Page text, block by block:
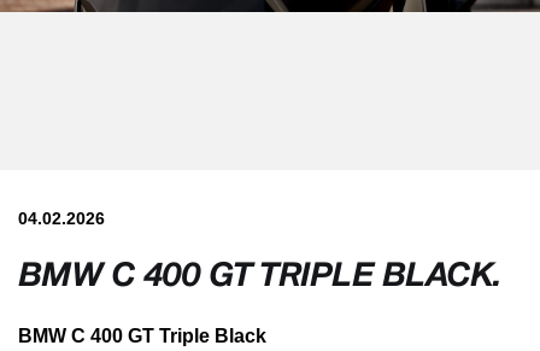
04.02.2026
BMW C 400 GT TRIPLE BLACK.
BMW C 400 GT Triple Black